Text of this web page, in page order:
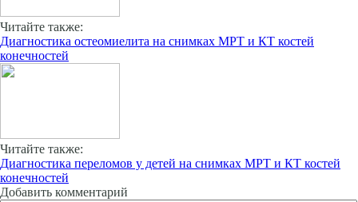
Читайте также:
Диагностика остеомиелита на снимках МРТ и КТ костей
конечностей
Читайте также:
Диагностика переломов у детей на снимках МРТ и КТ костей
конечностей
Добавить комментарий